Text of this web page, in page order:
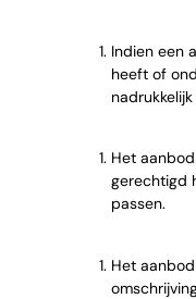
Indien een
heeft of
Het
gerechtigd
passen.
Het